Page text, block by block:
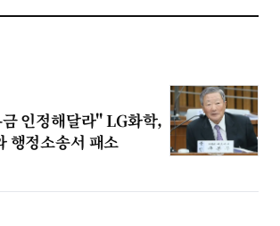
인정해달라" LG화학,
행정소송서 패소